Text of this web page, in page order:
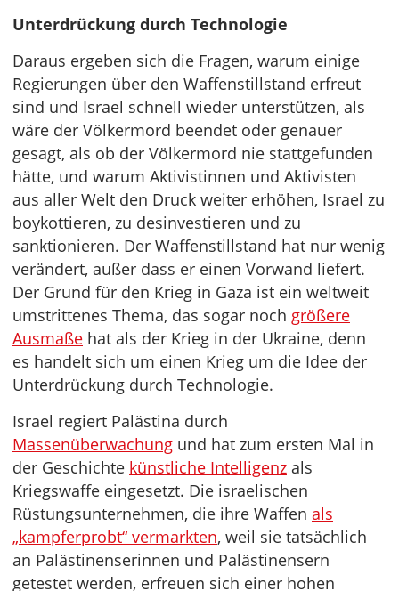
Unterdrückung durch Technologie
Daraus ergeben sich die Fragen, warum einige
Regierungen über den Waffenstillstand erfreut
sind und Israel schnell wieder unterstützen, als
wäre der Völkermord beendet oder genauer
gesagt, als ob der Völkermord nie stattgefunden
hätte, und warum Aktivistinnen und Aktivisten
aus aller Welt den Druck weiter erhöhen, Israel zu
boykottieren, zu desinvestieren und zu
sanktionieren. Der Waffenstillstand hat nur wenig
verändert, außer dass er einen Vorwand liefert.
Der Grund für den Krieg in Gaza ist ein weltweit
umstrittenes Thema, das sogar noch größere
Ausmaße hat als der Krieg in der Ukraine, denn
es handelt sich um einen Krieg um die Idee der
Unterdrückung durch Technologie.
Israel regiert Palästina durch
Massenüberwachung und hat zum ersten Mal in
der Geschichte künstliche Intelligenz als
Kriegswaffe eingesetzt. Die israelischen
Rüstungsunternehmen, die ihre Waffen als
„kampferprobt“ vermarkten, weil sie tatsächlich
an Palästinenserinnen und Palästinensern
getestet werden, erfreuen sich einer hohen